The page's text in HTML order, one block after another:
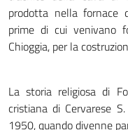
prodotta nella fornace
prime di cui venivano
Chioggia, per la
La storia religiosa di
cristiana di Cervarese
1950, quando divenne